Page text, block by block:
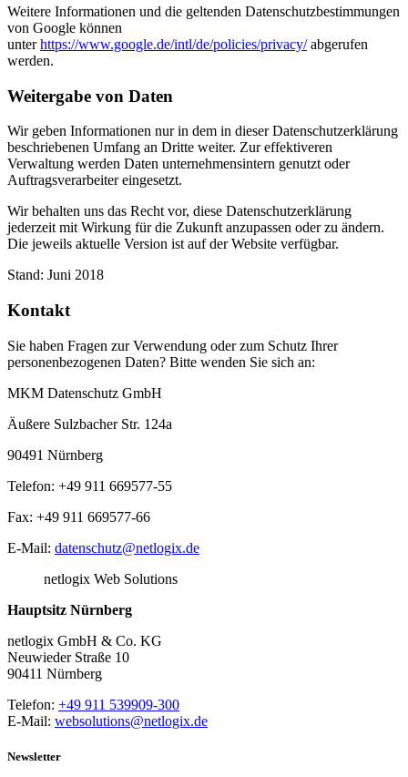
Weitere Informationen und die geltenden Datenschutzbestimmungen
von Google können
unterhttps://www.google.de/intl/de/policies/privacy/abgerufen
werden.
Weitergabe von Daten
Wir geben Informationen nur in dem in dieser Datenschutzerklärung
beschriebenen Umfang an Dritte weiter. Zur effektiveren
Verwaltung werden Daten unternehmensintern genutzt oder
Auftragsverarbeiter eingesetzt.
Wir behalten uns das Recht vor, diese Datenschutzerklärung
jederzeit mit Wirkung für die Zukunft anzupassen oder zu ändern.
Die jeweils aktuelle Version ist auf der Website verfügbar.
Stand: Juni 2018
Kontakt
Sie haben Fragen zur Verwendung oder zum Schutz Ihrer
personenbezogenen Daten? Bitte wenden Sie sich an:
MKM Datenschutz GmbH
Äußere Sulzbacher Str. 124a
90491 Nürnberg
Telefon: +49 911 669577-55
Fax: +49 911 669577-66
E-Mail: datenschutz@netlogix.de
netlogix Web Solutions
Hauptsitz Nürnberg
netlogix GmbH & Co. KG
Neuwieder Straße 10
90411 Nürnberg
Telefon: +49 911 539909-300
E-Mail: websolutions@netlogix.de
Newsletter